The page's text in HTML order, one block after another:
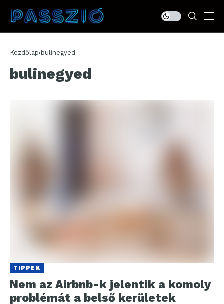
Kezdőlap bulinegyed
bulinegyed
TIPPEK
Nem az Airbnb-k jelentik a komoly
problémát a belső kerületek